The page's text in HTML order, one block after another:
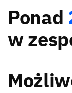
Ponad
w